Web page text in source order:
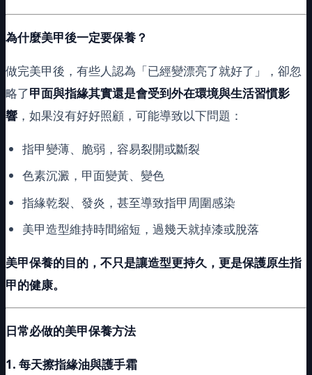
為什麼美甲後一定要保養？
做完美甲後，有些人認為「已經變漂亮了就好了」，卻忽
略了甲面與指緣其實還是會受到外在環境與生活習慣影
響 ，如果沒有好好照顧，可能導致以下問題：
指甲變薄、脆弱，容易裂開或斷裂
色素沉澱，甲面變黃、變色
指緣乾裂、發炎，甚至導致指甲周圍感染
美甲造型維持時間縮短，過幾天就掉漆或脫落
美甲保養的目的，不只是讓造型更持久，更是保護原生指
甲的健康。
日常必做的美甲保養方法
1. 每天擦指緣油與護手霜